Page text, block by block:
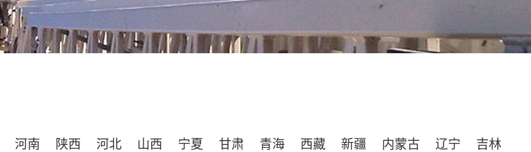
河南 陕西 河北 山西 宁夏 甘肃 青海 西藏 新疆 内蒙古 辽宁
吉林